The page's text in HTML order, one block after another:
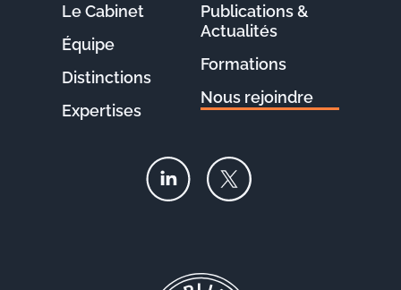
Le Cabinet
Équipe
Distinctions
Expertises
Publications &
Actualités
Formations
Nous rejoindre